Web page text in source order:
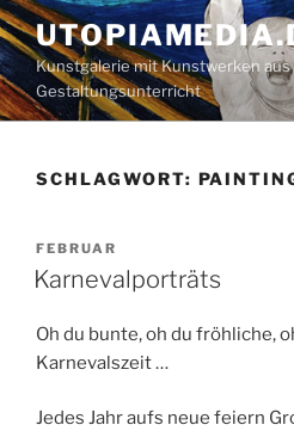
Zum
Inhalt
springenKunstgalerie mit Kunstwerken
Gestaltungsunterricht
SCHLAGWORT:
VERÖFFENTLICHT
AM
FEBRUAR
Karnevalporträts
Oh du bunte, oh du fröhliche,
Karnevalszeit …
Jedes Jahr aufs neue feiern